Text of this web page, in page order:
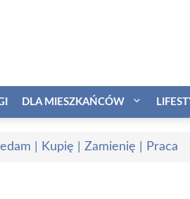
DLA MIESZKAŃCÓW
| Kupię | Zamienię | Praca